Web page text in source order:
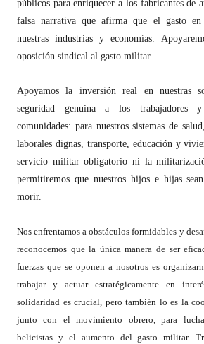
públicos para enriquecer a los fabricantes de
falsa narrativa que afirma que el gasto en
nuestras industrias y economías.
oposición sindical al gasto militar.
Apoyamos la inversión real en nuestras
seguridad genuina a los trabajadores
comunidades: para nuestros sistemas de
laborales dignas, transporte, educación y
servicio militar obligatorio ni la
permitiremos que nuestros hijos e hijas
morir.
Nos enfrentamos a obstáculos formidables y
reconocemos que la única manera de ser
fuerzas que se oponen a nosotros es
trabajar y actuar estratégicamente en
solidaridad es crucial, pero también lo es la
junto con el movimiento obrero, para
belicistas y el aumento del gasto militar.